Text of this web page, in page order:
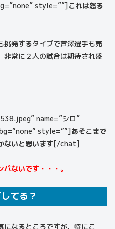
style=””] これは怒る
挑発するタイプで芦澤選手も売
非常に２人の試合は期待され盛
name=”シロ”
style=””]あそこまで
ないと思います[/chat]
ないです・・・。
てる？
になるところですが、特にこ